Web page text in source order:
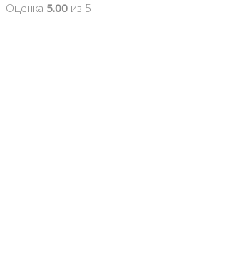
Оценка 5.00 из 5